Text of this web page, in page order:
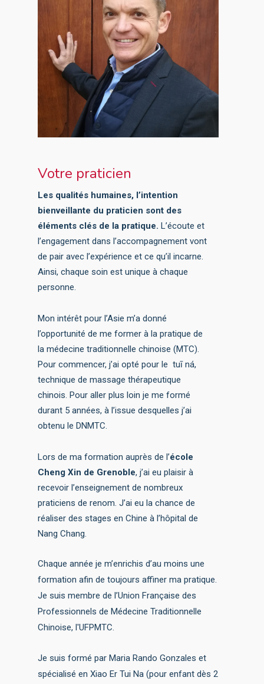
Votre praticien
Les qualités humaines, l’intention
bienveillante du praticien sont des
éléments clés de la pratique. L’écoute et
l’engagement dans l’accompagnement vont
de pair avec l’expérience et ce qu’il incarne.
Ainsi, chaque soin est unique à chaque
personne.
Mon intérêt pour l’Asie m’a donné
l’opportunité de me former à la pratique de
la médecine traditionnelle chinoise (MTC).
Pour commencer, j’ai opté pour le tuī ná,
technique de massage thérapeutique
chinois. Pour aller plus loin je me formé
durant 5 années, à l’issue desquelles j’ai
obtenu le DNMTC.
Lors de ma formation auprès de l’école
Cheng Xin de Grenoble, j’ai eu plaisir à
recevoir l’enseignement de nombreux
praticiens de renom. J’ai eu la chance de
réaliser des stages en Chine à l’hôpital de
Nang Chang.
Chaque année je m’enrichis d’au moins une
formation afin de toujours affiner ma pratique.
Je suis membre de l’Union Française des
Professionnels de Médecine Traditionnelle
Chinoise, l'UFPMTC.
Je suis formé par Maria Rando Gonzales et
spécialisé en Xiao Er Tui Na (pour enfant dès 2